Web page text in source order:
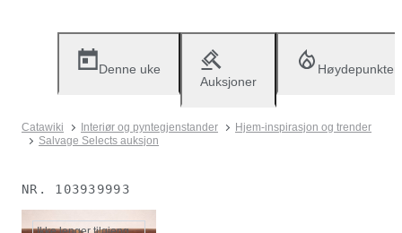
Denne uke
Auksjoner
Høydepunkter
Catawiki Interiør og pyntegjenstander
Hjem-inspirasjon og trender
Salvage Selects auksjon
NR. 103939993